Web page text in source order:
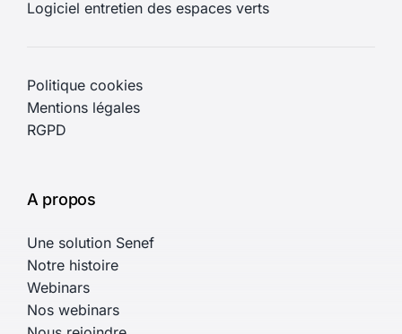
Logiciel entretien des espaces verts
Politique cookies
Mentions légales
RGPD
A propos
Une solution Senef
Notre histoire
Webinars
Nos webinars